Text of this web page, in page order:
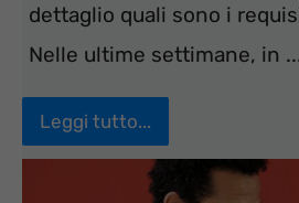
dettaglio quali sono i
Nelle ultime settimane, in
Leggi tutto...